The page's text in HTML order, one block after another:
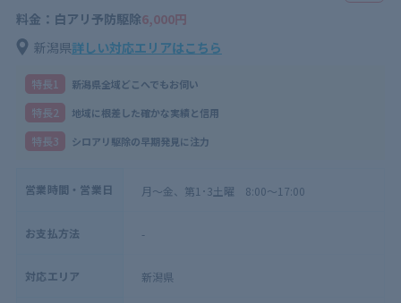
料金：白アリ予防駆除6,000円
新潟県詳しい対応エリアはこちら
特⻑1 新潟県全域どこへでもお伺い
特⻑2 地域に根差した確かな実績と信用
特⻑3 シロアリ駆除の早期発見に注力
営業時間・営業日 月～金、第1･3土曜 8:00～17:00
お支払方法 -
対応エリア 新潟県